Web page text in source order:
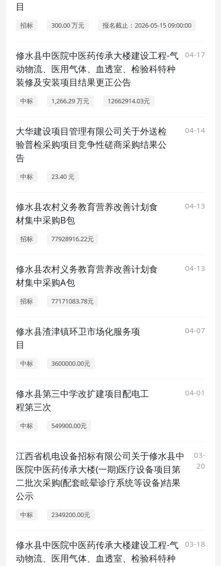
目
招标 300.00 万元 报名截止：2026-05-15 09:00:00
修水县中医院中医药传承大楼建设工程-气
动物流、医用气体、血透室、检验科特种
装修及安装项目结果更正公告
04-17
中标 1,266.29 万元 12662914.03元
大华建设项目管理有限公司关于外送检
验普检采购项目竞争性磋商采购结果公
告
04-14
中标 23.40 元
修水县农村义务教育营养改善计划食
材集中采购B包
04-13
招标 77928916.22元
修水县农村义务教育营养改善计划食
材集中采购A包
04-13
招标 77171083.78元
修水县渣津镇环卫市场化服务项
目
04-07
中标 3600000.00元
修水县第三中学改扩建项目配电工
程第三次
04-01
中标 549900.00元
江西省机电设备招标有限公司关于修水县中
医院中医药传承大楼(一期)医疗设备项目第
二批次采购(配套眩晕诊疗系统等设备)结果
公示
03-
20
中标 2349200.00元
修水县中医院中医药传承大楼建设工程-气
动物流、医用气体、血透室、检验科特种
03-18